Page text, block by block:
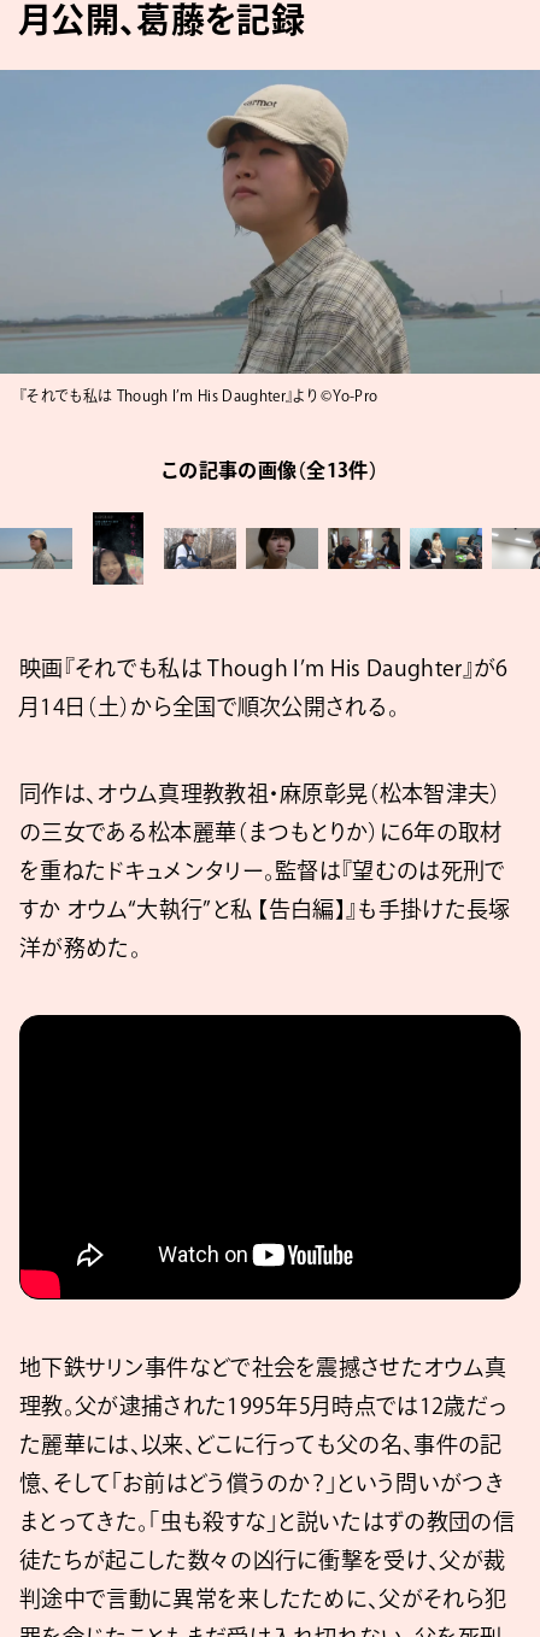
月公開、葛藤を記録
『それでも私は Though I’m His Daughter』より ©Yo-Pro
この記事の画像（全13件）
映画『それでも私は Though I’m His Daughter』が6
月14日（土）から全国で順次公開される。
同作は、オウム真理教教祖・麻原彰晃（松本智津夫）
の三女である松本麗華（まつもとりか）に6年の取材
を重ねたドキュメンタリー。監督は『望むのは死刑で
すか オウム“大執行”と私 【告白編】』も手掛けた長塚
洋が務めた。
地下鉄サリン事件などで社会を震撼させたオウム真
理教。父が逮捕された1995年5月時点では12歳だっ
た麗華には、以来、どこに行っても父の名、事件の記
憶、そして「お前はどう償うのか？」という問いがつき
まとってきた。「虫も殺すな」と説いたはずの教団の信
徒たちが起こした数々の凶行に衝撃を受け、父が裁
判途中で言動に異常を来したために、父がそれら犯